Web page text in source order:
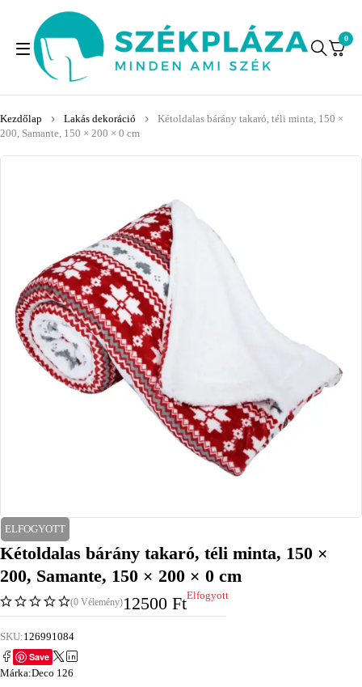
0
Kezdőlap Lakás dekoráció
Kétoldalas bárány takaró, téli minta, 150 ×
200, Samante, 150 × 200 × 0 cm
ELFOGYOTT
Kétoldalas bárány takaró, téli minta, 150 ×
200, Samante, 150 × 200 × 0 cm
(0 Vélemény)12500 FtElfogyott
SKU:126991084
Save
Márka:Deco 126